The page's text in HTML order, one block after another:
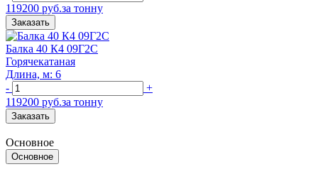
119200 руб.за тонну
Заказать
Балка 40 К4 09Г2С
Горячекатаная
Длина, м: 6
-
+
119200 руб.за тонну
Заказать
Основное
Основное